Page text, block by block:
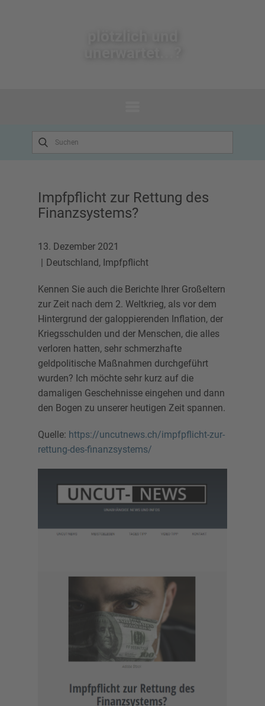
Impfpflicht zur Rettung des
Finanzsystems?
13. Dezember 2021
Deutschland, Impfpflicht
Kennen Sie auch die Berichte Ihrer Großeltern
zur Zeit nach dem 2. Weltkrieg, als vor dem
Hintergrund der galoppierenden Inflation, der
Kriegsschulden und der Menschen, die alles
verloren hatten, sehr schmerzhafte
geldpolitische Maßnahmen durchgeführt
wurden? Ich möchte sehr kurz auf die
damaligen Geschehnisse eingehen und dann
den Bogen zu unserer heutigen Zeit spannen.
Quelle: https://uncutnews.ch/impfpflicht-zur-
rettung-des-finanzsystems/